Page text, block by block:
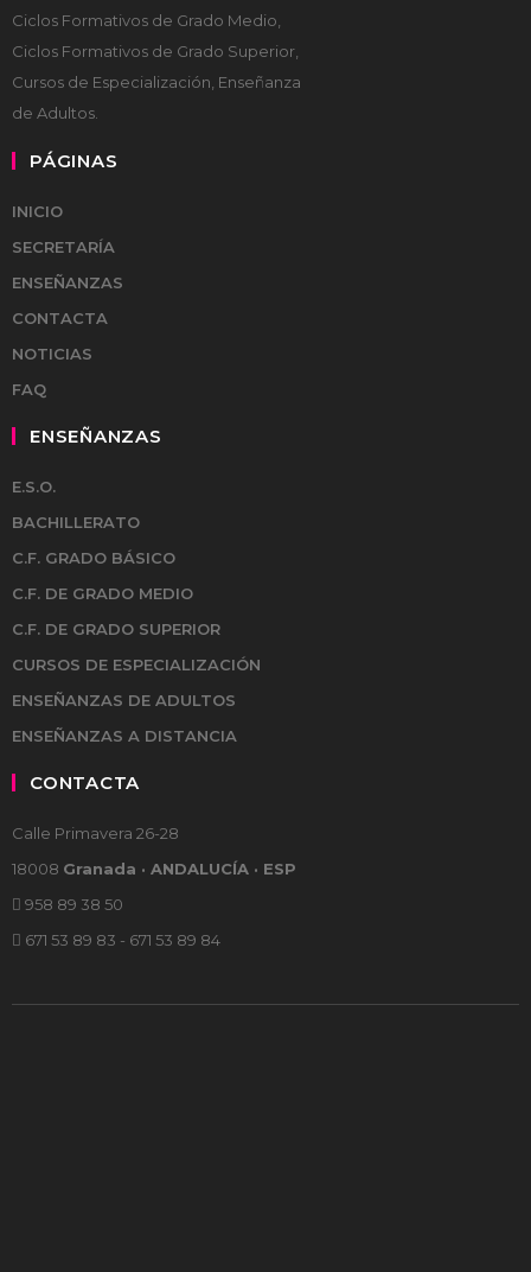
Ciclos Formativos de Grado Medio,
Ciclos Formativos de Grado Superior,
Cursos de Especialización, Enseñanza
de Adultos.
PÁGINAS
INICIO
SECRETARÍA
ENSEÑANZAS
CONTACTA
NOTICIAS
FAQ
ENSEÑANZAS
E.S.O.
BACHILLERATO
C.F. GRADO BÁSICO
C.F. DE GRADO MEDIO
C.F. DE GRADO SUPERIOR
CURSOS DE ESPECIALIZACIÓN
ENSEÑANZAS DE ADULTOS
ENSEÑANZAS A DISTANCIA
CONTACTA
Calle Primavera 26-28
18008 Granada · ANDALUCÍA · ESP
958 89 38 50
671 53 89 83 - 671 53 89 84